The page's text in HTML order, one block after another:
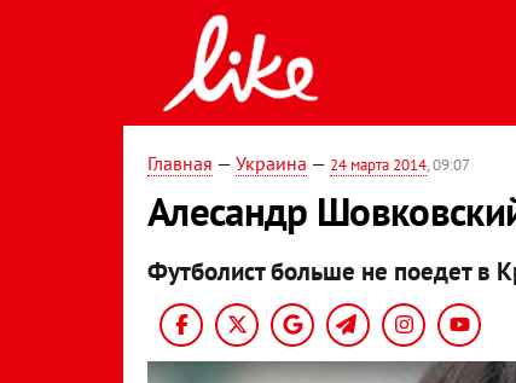
Главная — Украина — 24 марта 2014, 09:07
Алесандр
Футболист больше не поедет в